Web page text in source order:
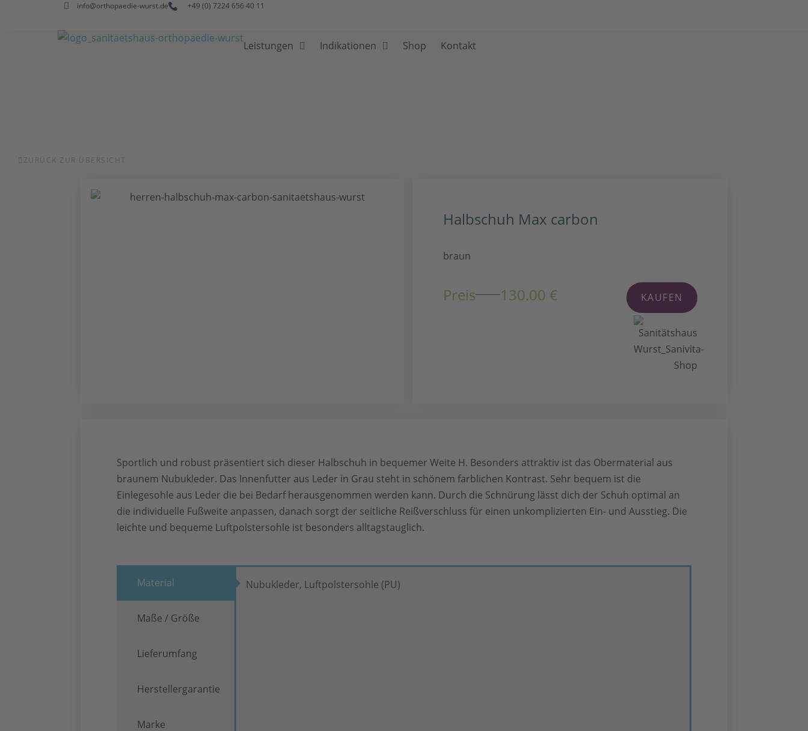
info@orthopaedie-wurst.de +49 (0) 7224 656 40 11
Leistungen Indikationen Shop Kontakt
ZURÜCK ZUR ÜBERSICHT
Halbschuh Max carbon
braun
Preis 130.00 € KAUFEN
Sportlich und robust präsentiert sich dieser Halbschuh in bequemer Weite H. Besonders attraktiv ist das Obermaterial aus
braunem Nubukleder. Das Innenfutter aus Leder in Grau steht in schönem farblichen Kontrast. Sehr bequem ist die
Einlegesohle aus Leder die bei Bedarf herausgenommen werden kann. Durch die Schnürung lässt dich der Schuh optimal an
die individuelle Fußweite anpassen, danach sorgt der seitliche Reißverschluss für einen unkomplizierten Ein- und Ausstieg. Die
leichte und bequeme Luftpolstersohle ist besonders alltagstauglich.
Material
Maße / Größe
Lieferumfang
Herstellergarantie
Marke
Nubukleder, Luftpolstersohle (PU)